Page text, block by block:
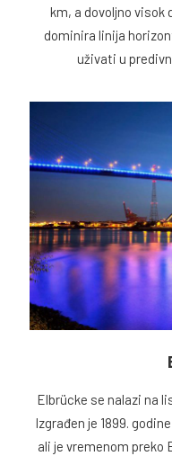
km, a dovoljno visok
dominira linija
uživati ​​u
Elbrücke se nalazi na
Izgrađen je 1899.
ali je vremenom preko